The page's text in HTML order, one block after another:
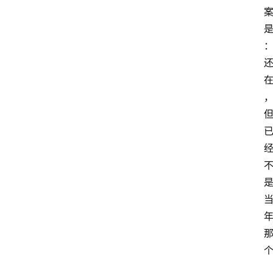
案
是
：
还
在
，
但
已
经
不
是
当
年
那
个